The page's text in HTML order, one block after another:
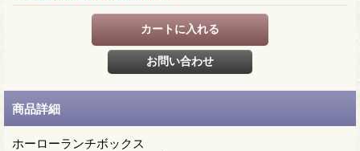
商品詳細
ホーローランチボックス